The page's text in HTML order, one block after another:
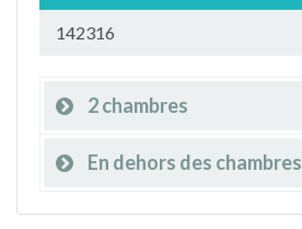
142316
2 chambres
En dehors des chambres